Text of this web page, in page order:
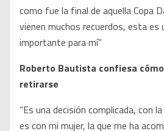
como fue la final de aquella Copa
vienen muchos recuerdos, esta es
importante para mí”
Roberto Bautista confiesa
retirarse
“Es una decisión complicada, con
es con mi mujer, la que me ha